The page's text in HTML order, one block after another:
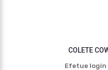
COLETE
Efetue login